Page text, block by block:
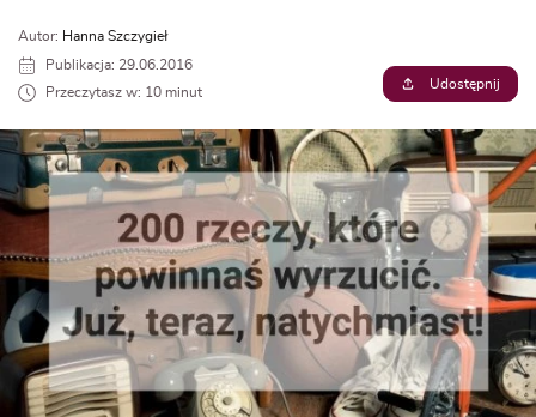
Autor: Hanna Szczygieł
Publikacja: 29.06.2016
Przeczytasz w: 10 minut
Udostępnij